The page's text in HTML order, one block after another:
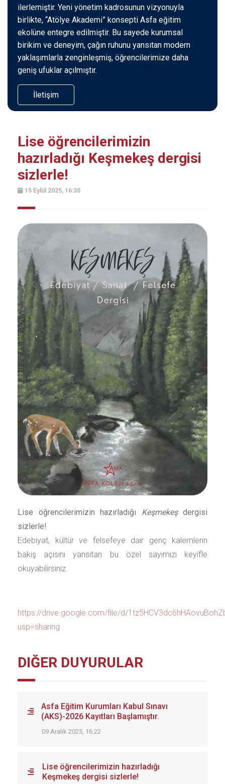
ilerlemiştir. Yeni yönetim kadrosunun vizyonuyla
birlikte, “Atölye Akademi” konsepti Asfa eğitim
ekolüne entegre edilmiştir. Bu sayede kurumsal
birikim ve deneyim, çağın ruhunu yansıtan modern
yaklaşımlarla zenginleşmiş, öğrencilerimize daha
geniş ufuklar açılmıştır.
İletişim
Lise öğrencilerimizin
hazırladığı Keşmekeş dergisi
sizlerle!
15 Eylül 2025, 16:30
Lise öğrencilerimizin hazırladığı Keşmekeşdergisi
sizlerle!
Edebiyat, kültür ve felsefeye dair genç kalemlerin
bakış açısını yansıtan bu özel sayımızı keyifle
okuyabilirsiniz.
https://drive.google.com/file/d/
usp=sharing
DIĞER DUYURULAR
Asfa Eğitim Kurumları Kabul Sınavı
(AKS)-2026 Kayıtları Başlamıştır.
09 Aralık 2025, 16:22
Lise öğrencilerimizin hazırladığı
Keşmekeş dergisi sizlerle!